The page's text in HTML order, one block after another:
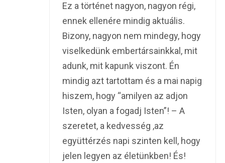
Ez a történet nagyon, nagyon régi,
ennek ellenére mindig aktuális.
Bizony, nagyon nem mindegy, hogy
viselkedünk embertársainkkal, mit
adunk, mit kapunk viszont. Én
mindig azt tartottam és a mai napig
hiszem, hogy “amilyen az adjon
Isten, olyan a fogadj Isten”! – A
szeretet, a kedvesség ,az
együttérzés napi szinten kell, hogy
jelen legyen az életünkben! És!